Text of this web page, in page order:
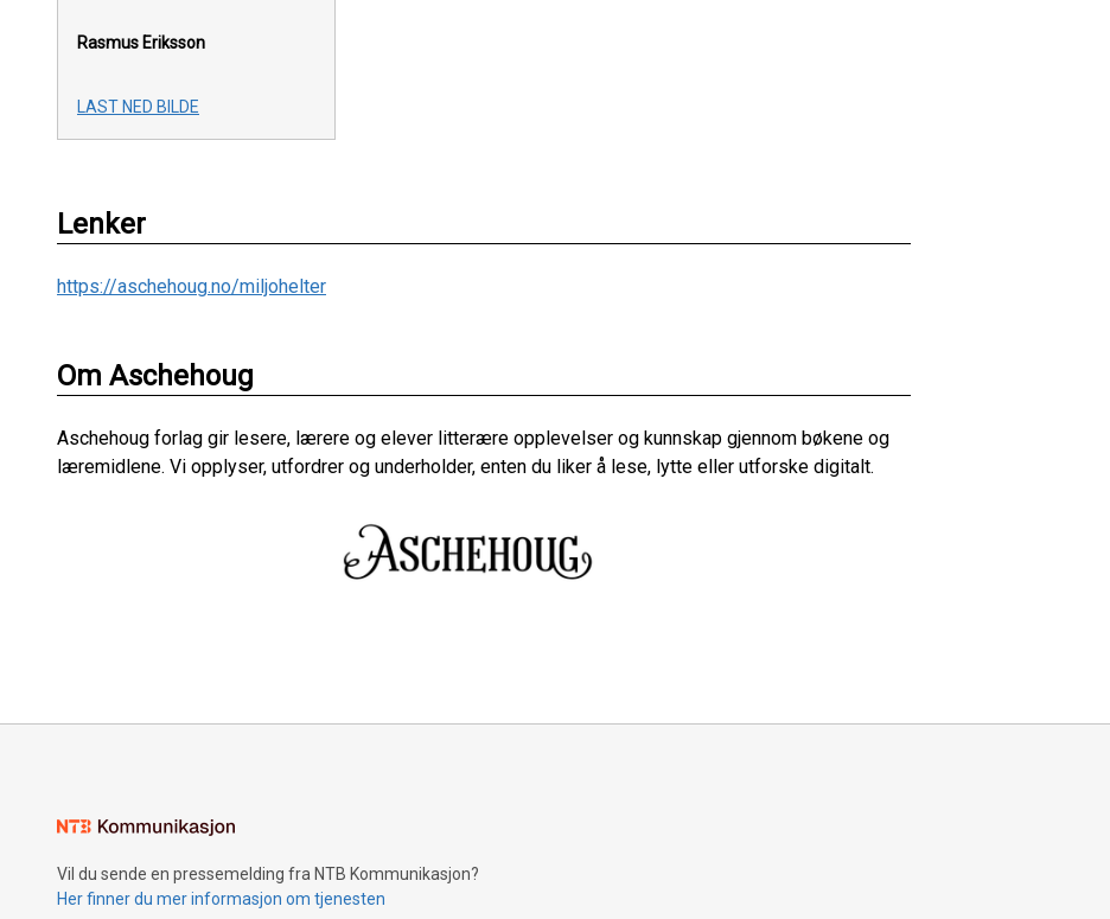
Rasmus Eriksson
LAST NED BILDE
Lenker
https://aschehoug.no/miljohelter
Om Aschehoug
Aschehoug forlag gir lesere, lærere og elever litterære opplevelser og kunnskap gjennom bøkene og
læremidlene. Vi opplyser, utfordrer og underholder, enten du liker å lese, lytte eller utforske digitalt.
Vil du sende en pressemelding fra NTB Kommunikasjon?
Her finner du mer informasjon om tjenesten